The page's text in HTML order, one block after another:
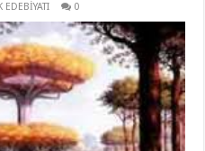
EDEBİYATI 0